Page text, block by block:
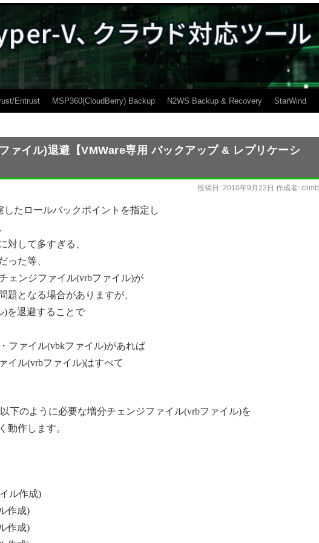
Entrust MSP360(CloudBerry) Backup N2WS Backup & Recovery StarWind
ァイル)退避【VMWare専用 バックアップ & レプリケーシ
投稿日: 2010年9月22日 作成者: climb
たロールバックポイントを指定し
対して多すぎる、
った等、
ェンジファイル(vrbファイル)が
題となる場合がありますが、
)を退避することで
ファイル(vbkファイル)があれば
イル(vrbファイル)はすべて
下のように必要な増分チェンジファイル(vrbファイル)を
動作します。
ル作成)
作成)
作成)